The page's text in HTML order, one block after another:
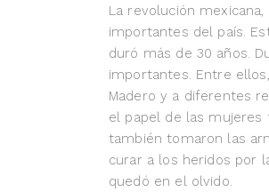
La revolución
importantes del país.
duró más de 30 años.
importantes. Entre
Madero y a diferentes
el papel de las mujeres
también tomaron las
curar a los heridos por
quedó en el olvido.